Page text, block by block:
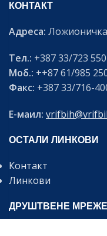
КОНТАКТ
Адреса: Ложионичка
Тел.: +387 33/723 550
Моб.: ++87 61/985
Факс: +387 33/716-
Е-маил:
ОСТАЛИ ЛИНКОВИ
Контакт
Линкови
ДРУШТВЕНЕ МРЕЖЕ